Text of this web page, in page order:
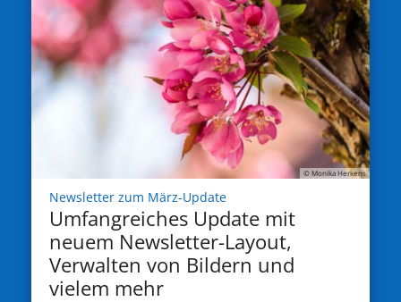
© Monika Herkens
Newsletter zum März-Update:
Umfangreiches Update mit
neuem Newsletter-Layout,
Verwalten von Bildern und
vielem mehr